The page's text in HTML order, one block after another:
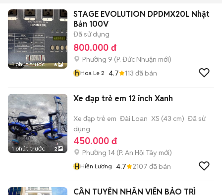
1 phút trước 6
STAGE EVOLUTION DPDMX20L Nhật
Bản 100V
Đã sử dụng
800.000 đ
Phường 9 (P. Đức Nhuận mới)
hHoa Le 2 4.7 113 đã bán
1 phút trước 2
Xe đạp trẻ em 12 inch Xanh
Xe đạp trẻ em Đài Loan XS (43 cm) Đã sử
dụng
450.000 đ
Phường 14 (P. An Hội Tây mới)
HHiền Lương 4.7 2107 đã bán
CẦN TUYỂN NHÂN VIÊN BẢO TRÌ